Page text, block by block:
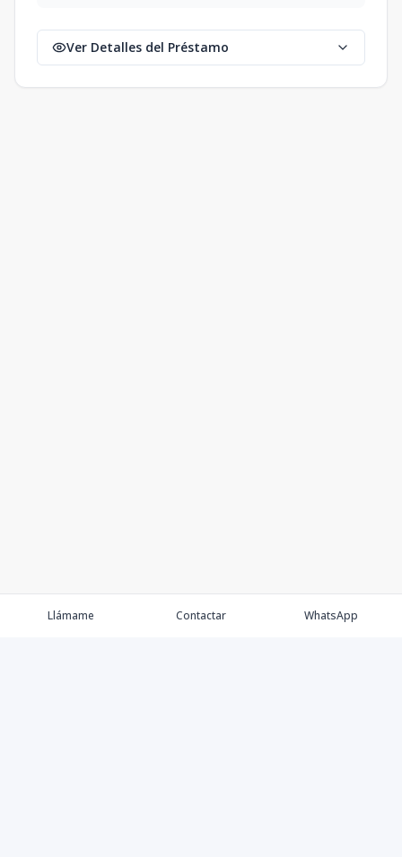
Ver Detalles del Préstamo
Llámame Contactar WhatsApp